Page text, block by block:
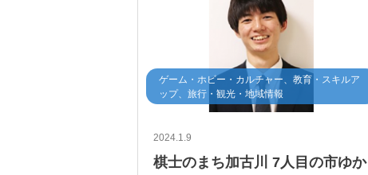
ゲーム・ホビー・カルチャー、教育・スキルア
ップ、旅行・観光・地域情報
2024.1.9
棋士のまち加古川 7人目の市ゆか